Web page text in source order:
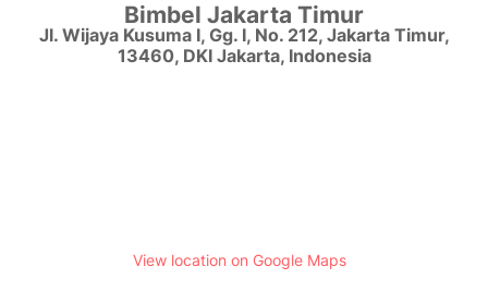
Bimbel Jakarta Timur
Jl. Wijaya Kusuma I, Gg. I, No. 212, Jakarta Timur,
13460, DKI Jakarta, Indonesia
View location on Google Maps